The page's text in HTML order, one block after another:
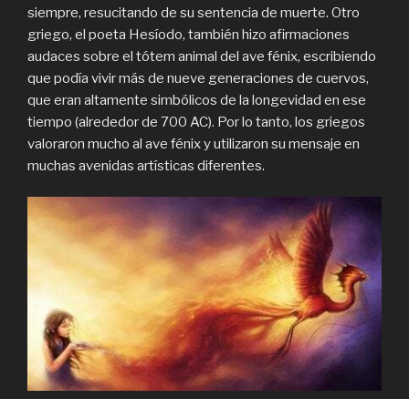
siempre, resucitando de su sentencia de muerte. Otro
griego, el poeta Hesíodo, también hizo afirmaciones
audaces sobre el tótem animal del ave fénix, escribiendo
que podía vivir más de nueve generaciones de cuervos,
que eran altamente simbólicos de la longevidad en ese
tiempo (alrededor de 700 AC). Por lo tanto, los griegos
valoraron mucho al ave fénix y utilizaron su mensaje en
muchas avenidas artísticas diferentes.